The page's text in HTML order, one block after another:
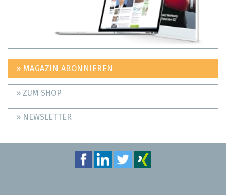
» MAGAZIN ABONNIEREN
» ZUM SHOP
» NEWSLETTER